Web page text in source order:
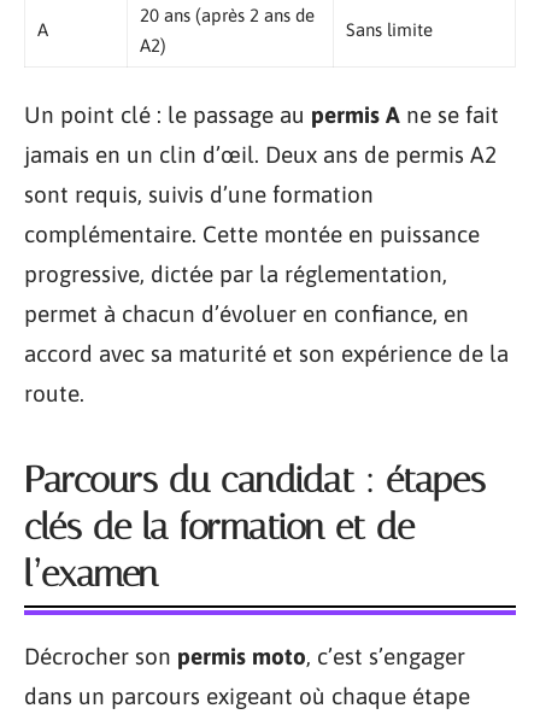
A
20 ans (après 2 ans de
A2)
Sans limite
Un point clé : le passage au permis A ne se fait
jamais en un clin d’œil. Deux ans de permis A2
sont requis, suivis d’une formation
complémentaire. Cette montée en puissance
progressive, dictée par la réglementation,
permet à chacun d’évoluer en confiance, en
accord avec sa maturité et son expérience de la
route.
Parcours du candidat : étapes
clés de la formation et de
l’examen
Décrocher son permis moto, c’est s’engager
dans un parcours exigeant où chaque étape